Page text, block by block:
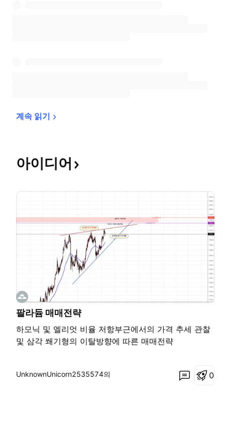
계속 읽기
아이디어
팔라듐 매매전략
하모닉 및 엘리엇 비율 저항부근에서의 가격 추세 관찰
및 삼각 쐐기형의 이탈방향에 따른 매매전략
UnknownUnicorn2535574의 0